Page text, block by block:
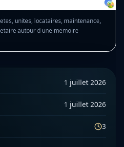
unites, locataires, maintenance,
autour d une memoire
1 juillet 2026
1 juillet 2026
3